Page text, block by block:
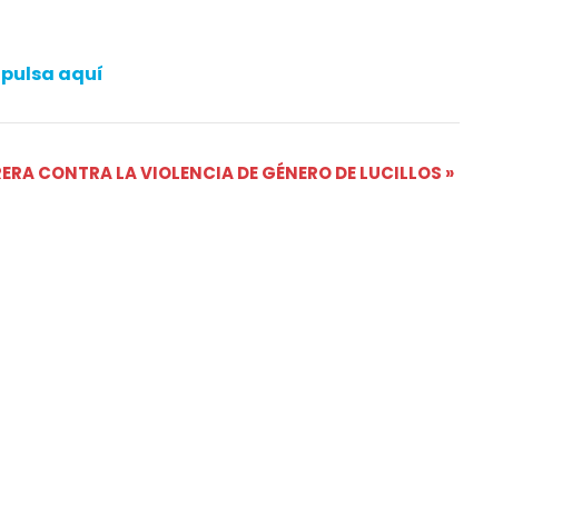
pulsa aquí
CONTRA LA VIOLENCIA DE GÉNERO DE LUCILLOS »